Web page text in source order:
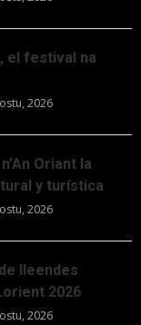
el festival na
2026
Oriant la
y turística
2026
lleendes
2026
2026